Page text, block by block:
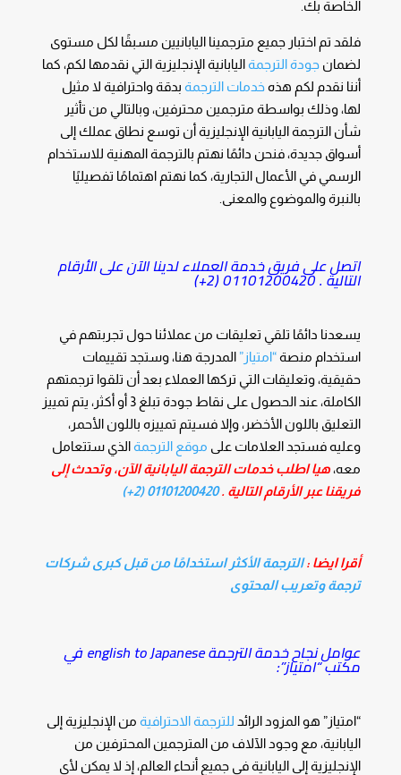
الخاصة بك.
فلقد تم اختبار جميع مترجمينا اليابانيين مسبقًا لكل مستوى
لضمان جودة الترجمةاليابانية الإنجليزية التي نقدمها لكم، كما
أننا نقدم لكم هذهخدمات الترجمةبدقة واحترافية لا مثيل
لها، وذلك بواسطة مترجمين محترفين، وبالتالي من تأثير
شأن الترجمة اليابانية الإنجليزية أن توسع نطاق عملك إلى
أسواق جديدة، فنحن دائمًا نهتم بالترجمة المهنية للاستخدام
الرسمي في الأعمال التجارية، كما نهتم اهتمامًا تفصيليًا
بالنبرة والموضوع والمعنى.
اتصل على فريق خدمة العملاء لدينا الآن على الأرقام
التالية .01101200420 (2+)
يسعدنا دائمًا تلقي تعليقات من عملائنا حول تجربتهم في
استخدام منصة“امتياز” المدرجة هنا، وستجد تقييمات
حقيقية، وتعليقات التي تركها العملاء بعد أن تلقوا ترجمتهم
الكاملة، عند الحصول على نقاط جودة تبلغ 3 أو أكثر، يتم تمييز
التعليق باللون الأخضر، وإلا فسيتم تمييزه باللون الأحمر،
وعليه فستجد العلامات على موقع الترجمةالذي ستتعامل
معه،هيا اطلب خدمات الترجمة اليابانية الآن، وتحدث إلى
فريقنا عبر الأرقام التالية .01101200420 (2+)
أقرا ايضا :الترجمة الأكثر استخدامًا من قبل كبرى شركات
ترجمة وتعريب المحتوى
عوامل نجاح خدمة الترجمة english to Japanese في
مكتب “امتياز”:
“امتياز” هو المزود الرائد للترجمة الاحترافيةمن الإنجليزية إلى
اليابانية، مع وجود الآلاف من المترجمين المحترفين من
الإنجليزية إلى اليابانية في جميع أنحاء العالم، إذ لا يمكن لأي